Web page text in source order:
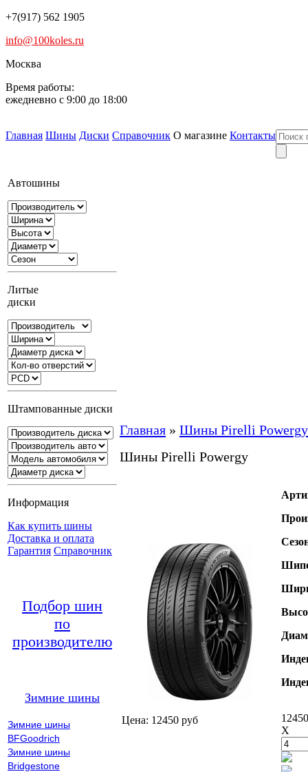
+7(917) 562 1905
info@100koles.ru
Москва
Время работы:
ежедневно с 9:00 до 18:00
Главная Шины Диски Справочник О магазине Контакты
Автошины
Литые
диски
Штампованные диски
Информация
Как купить шины
Доставка и оплата
Гарантия Справочник
Подбор шин
по
производителю
Зимние шины
Зимние шины
BFGoodrich
Зимние шины
Bridgestone
Главная » Шины Pirelli Powergy
Шины Pirelli Powergy
Цена: 12450 руб
X